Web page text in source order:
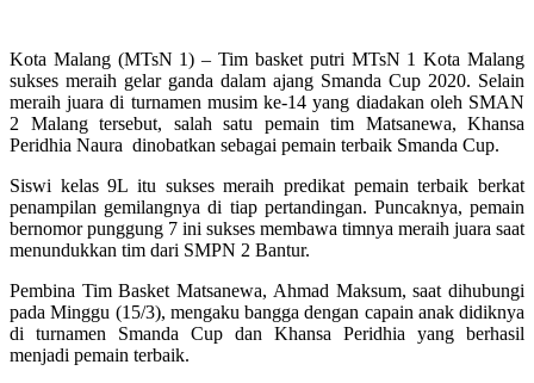
Kota Malang (MTsN 1) – Tim basket putri MTsN 1 Kota Malang
sukses meraih gelar ganda dalam ajang Smanda Cup 2020. Selain
meraih juara di turnamen musim ke-14 yang diadakan oleh SMAN
2 Malang tersebut, salah satu pemain tim Matsanewa, Khansa
Peridhia Naura dinobatkan sebagai pemain terbaik Smanda Cup.
Siswi kelas 9L itu sukses meraih predikat pemain terbaik berkat
penampilan gemilangnya di tiap pertandingan. Puncaknya, pemain
bernomor punggung 7 ini sukses membawa timnya meraih juara saat
menundukkan tim dari SMPN 2 Bantur.
Pembina Tim Basket Matsanewa, Ahmad Maksum, saat dihubungi
pada Minggu (15/3), mengaku bangga dengan capain anak didiknya
di turnamen Smanda Cup dan Khansa Peridhia yang berhasil
menjadi pemain terbaik.